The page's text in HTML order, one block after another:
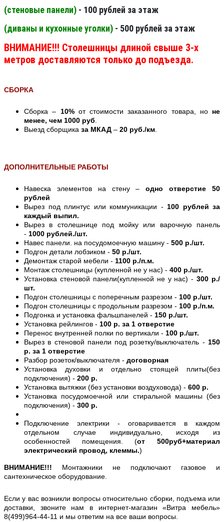
(стеновые панели) - 100 рублей за этаж
(диваны и кухонные уголки) - 500 рублей за этаж
ВНИМАНИЕ!!! Столешницы длиной свыше 3-х
метров доставляются только до подъезда.
СБОРКА
Сборка – 10%от стоимости заказанного товара, но не
менее, чем 1000 руб
Выезд сборщика за МКАД – 20 руб./км
ДОПОЛНИТЕЛЬНЫЕ РАБОТЫ
Навеска элементов на стену –одно отверстие 50
рублей
Вырез под плинтус или коммуникации - 100 рублей за
каждый выпил.
Вырез в столешнице под мойку или варочную панель
- 1000 рублей./шт.
Навес панели. на посудомоечную машину - 500 р./шт.
Подгон детали лобзиком - 50 р./шт.
Демонтаж старой мебели - 1100 р./п.м.
Монтаж столешницы (купленной не у нас) - 400 р./шт.
Установка стеновой панели(купленной не у нас) -300 р./
шт.
Подгон столешницы с поперечным разрезом - 100 р./шт.
Подгон столешницы с продольным разрезом - 100 р./п.м.
Подгонка и установка фальшпанелей - 150 р./шт.
Установка рейлингов - 100 р. за 1 отверстие
Перенос внутренней полки по вертикали - 100 р./шт.
Вырез в стеновой панели под розетку/выключатель - 150
р. за 1 отверстие
Разбор розеток/выключателя - договорная
Установка духовки и отдельно стоящей плиты(без
подключения) - 200 р.
Установка вытяжки (без установки воздуховода) - 600 р.
Установка посудомоечной или стиральной машины (без
подключения) - 300 р.
Подключение электрики - оговаривается в каждом
отдельном случае индивидуально, исходя из
особенностей помещения. (от 500руб+материал
электрический провод, клеммы.)
ВНИМАНИЕ!!! Монтажники не подключают газовое и
сантехническое оборудование.
Если у вас возникли вопросы относительно сборки, подъема или
доставки, звоните нам в интернет-магазин «Витра мебель»
8(499)964-44-11 и мы ответим на все ваши вопросы.